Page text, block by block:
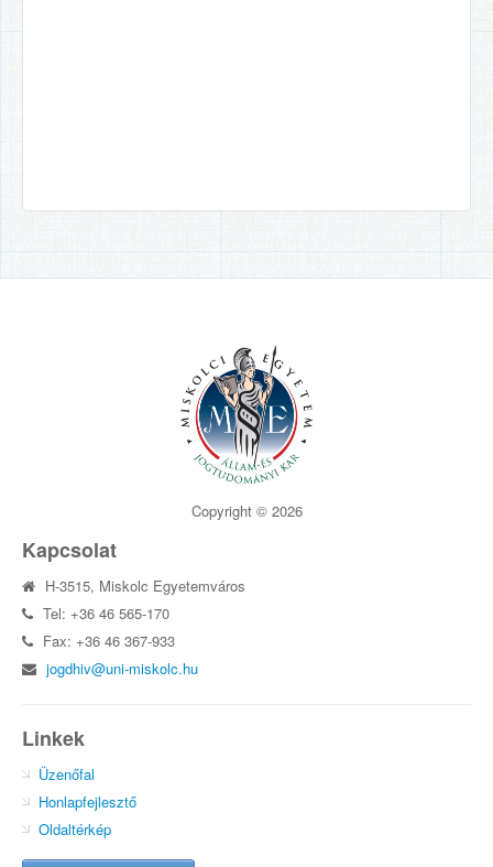
Copyright © 2026
Kapcsolat
H-3515, Miskolc Egyetemváros
Tel: +36 46 565-170
Fax: +36 46 367-933
jogdhiv@uni-miskolc.hu
Linkek
Üzenőfal
Honlapfejlesztő
Oldaltérkép